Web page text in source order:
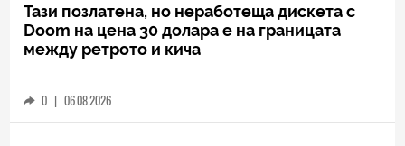
Тази позлатена, но неработеща дискета с
Doom на цена 30 долара е на границата
между ретрото и кича
0 | 06.08.2026